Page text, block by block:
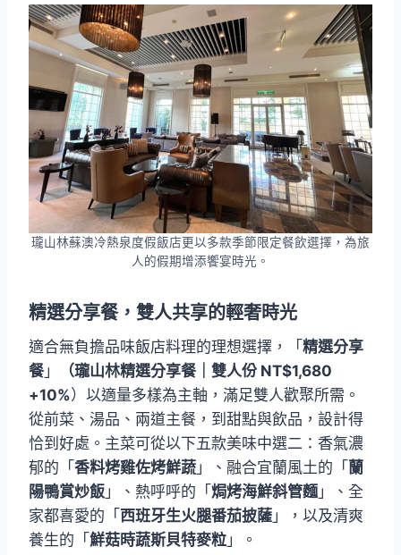
瓏山林蘇澳冷熱泉度假飯店更以多款季節限定餐飲選擇，為旅
人的假期增添饗宴時光。
精選分享餐，雙人共享的輕奢時光
適合無負擔品味飯店料理的理想選擇，「 精選分享
餐」
（瓏山林精選分享餐｜雙人份 NT$1,680
+10%）以適量多樣為主軸，滿足雙人歡聚所需。
從前菜、湯品、兩道主餐，到甜點與飲品，設計得
恰到好處。主菜可從以下五款美味中選二：香氣濃
郁的「 香料烤雞佐烤鮮蔬 」、融合宜蘭風土的「 蘭
陽鴨賞炒飯 」、熱呼呼的「 焗烤海鮮斜管麵」、全
家都喜愛的「 西班牙生火腿番茄披薩 」，以及清爽
養生的「 鮮菇時蔬斯貝特麥粒 」。